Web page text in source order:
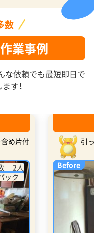
数
業事例
な依頼でも最短即日で
す！
め片付
2人
ック
引
Before